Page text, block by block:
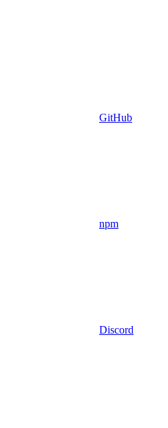
GitHub
npm
Discord